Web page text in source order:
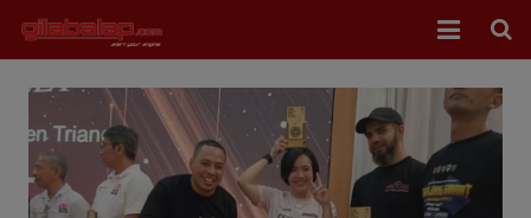
Home
Balap Mobil
Balap Motor